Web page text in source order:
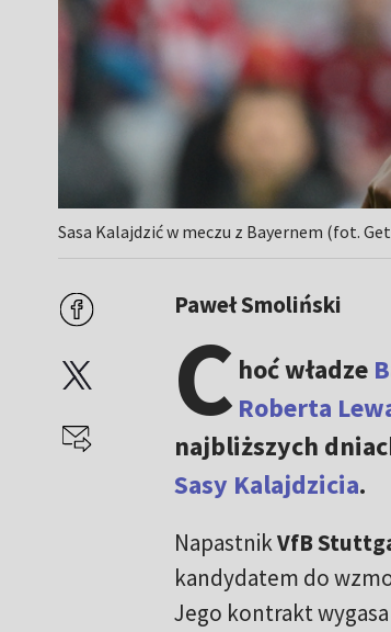
Sasa Kalajdzić w meczu z Bayernem (fot.
Paweł Smoliński
C hoć władze
Roberta
najbliższych
Sasy Kalajdzicia.
NapastnikVfB
kandydatem do
Jego kontrakt